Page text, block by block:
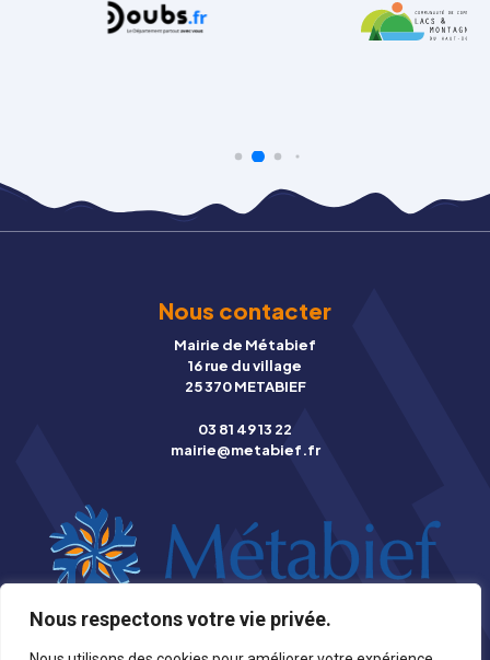
Nous respectons votre vie privée.
Nous contacter
Mairie de Métabief
16 rue du village
25 370 METABIEF
03 81 49 13 22
mairie@metabief.fr
© Copyright 2026 Mairie de Métabief |Mentions légales|